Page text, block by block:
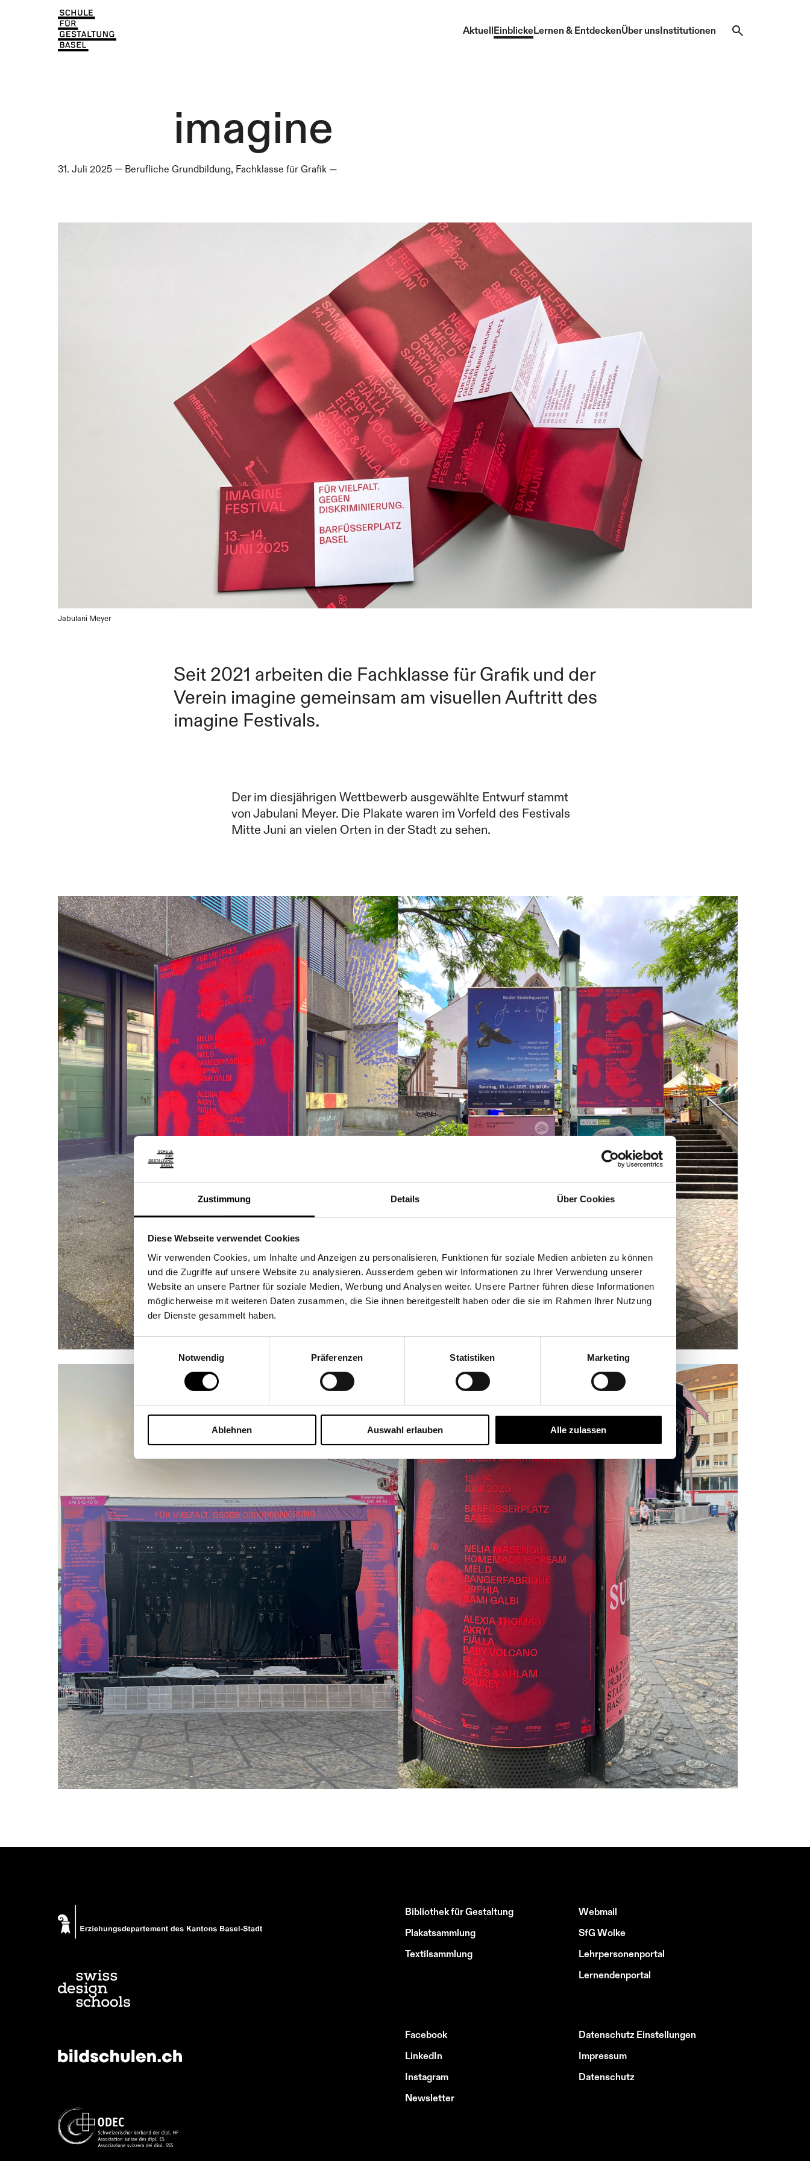
Zustimmung Details Über Cookies
Diese Webseite verwendet Cookies
Wir verwenden Cookies, um Inhalte und Anzeigen zu personalisieren, Funktionen für soziale Medien anbieten zu können
und die Zugriffe auf unsere Website zu analysieren. Ausserdem geben wir Informationen zu Ihrer Verwendung unserer
Website an unsere Partner für soziale Medien, Werbung und Analysen weiter. Unsere Partner führen diese Informationen
möglicherweise mit weiteren Daten zusammen, die Sie ihnen bereitgestellt haben oder die sie im Rahmen Ihrer Nutzung
der Dienste gesammelt haben.
Einwilligungsauswahl
Notwendig
Präferenzen Statistiken Marketing
Ablehnen Auswahl erlauben Alle zulassen
AktuellEinblickeLernen & EntdeckenÜber unsInstitutionen
Aktuell
Einblicke
Lernen & Entdecken
imagine
31. Juli 2025 — Berufliche Grundbildung, Fachklasse für Grafik —
Jabulani Meyer
Seit 2021 arbeiten die Fachklasse für Grafik und der
Verein imagine gemeinsam am visuellen Auftritt des
imagine Festivals.
Der im diesjährigen Wettbewerb ausgewählte Entwurf stammt
von Jabulani Meyer. Die Plakate waren im Vorfeld des Festivals
Mitte Juni an vielen Orten in der Stadt zu sehen.
Bibliothek für Gestaltung
Plakatsammlung
Textilsammlung
Webmail
SfG Wolke
Lehrpersonenportal
Lernendenportal
Facebook
LinkedIn
Instagram
Newsletter
Datenschutz Einstellungen
Impressum
Datenschutz